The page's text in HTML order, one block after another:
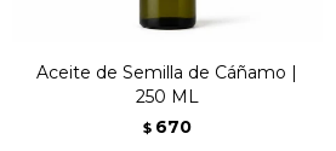
Aceite de Semilla de Cáñamo |
250 ML
$ 670